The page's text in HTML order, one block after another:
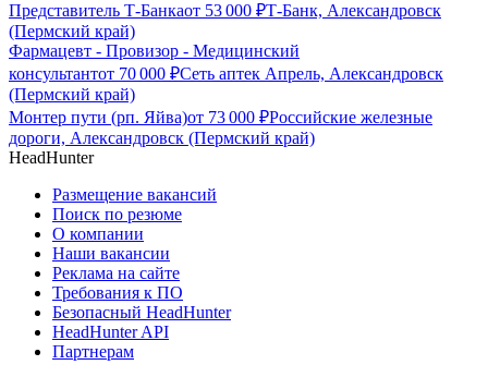
Представитель Т-Банкаот 53 000 ₽Т-Банк, Александровск
(Пермский край)
Фармацевт - Провизор - Медицинский
консультантот 70 000 ₽Сеть аптек Апрель, Александровск
(Пермский край)
Монтер пути (рп. Яйва)от 73 000 ₽Российские железные
дороги, Александровск (Пермский край)
HeadHunter
Размещение вакансий
Поиск по резюме
О компании
Наши вакансии
Реклама на сайте
Требования к ПО
Безопасный HeadHunter
HeadHunter API
Партнерам